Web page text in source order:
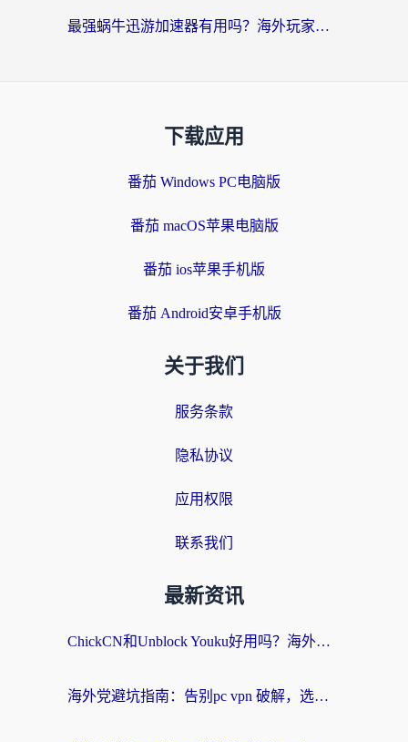
最强蜗牛迅游加速器有用吗？海外玩家国服游戏加速避坑指南（附德国玩忍者必须死3流星蝴蝶剑解决办法）
下载应用
番茄 Windows PC电脑版
番茄 macOS苹果电脑版
番茄 ios苹果手机版
番茄 Android安卓手机版
关于我们
服务条款
隐私协议
应用权限
联系我们
最新资讯
ChickCN和Unblock Youku好用吗？海外党亲测3款回国加速器，附iOS免费选择指南
海外党避坑指南：告别pc vpn 破解，选对回国加速器轻松访问国内资源